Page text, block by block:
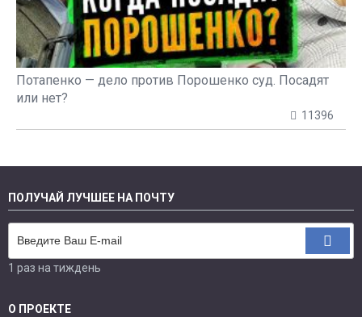
Потапенко — дело против Порошенко суд. Посадят
или нет?
11396
ПОЛУЧАЙ ЛУЧШЕЕ НА ПОЧТУ
1 раз на тиждень
О ПРОЕКТЕ